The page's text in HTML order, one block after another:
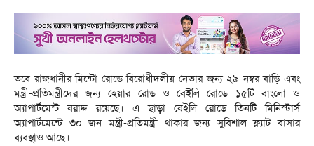
তবে রাজধানীর মিন্টো রোডে বিরোধীদলীয় নেতার জন্য ২৯ নম্বর বাড়ি এবং
মন্ত্রী-প্রতিমন্ত্রীদের জন্য হেয়ার রোড ও বেইলি রোডে ১৫টি বাংলো ও
অ্যাপার্টমেন্ট বরাদ্দ রয়েছে। এ ছাড়া বেইলি রোডে তিনটি মিনিস্টার্স
অ্যাপার্টমেন্টে ৩০ জন মন্ত্রী-প্রতিমন্ত্রী থাকার জন্য সুবিশাল ফ্ল্যাট বাসার
ব্যবস্থাও আছে।